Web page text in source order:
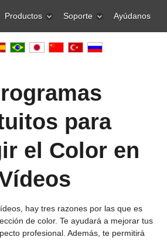
Productos Soporte Ayúdanos
para
el Color en
hay tres razones por las que es
de color. Te ayudará a mejorar tus
profesional. Además, te permitirá